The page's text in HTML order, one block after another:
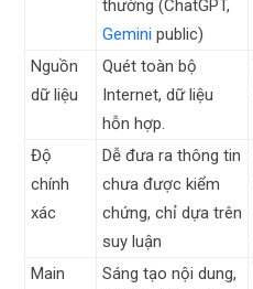
thường (ChatGPT,
Gemini public)
Nguồn
dữ liệu
Quét toàn bộ
Internet, dữ liệu
hỗn hợp.
Độ
chính
xác
Dễ đưa ra thông tin
chưa được kiểm
chứng, chỉ dựa trên
suy luận
Main
Sáng tạo nội dung,